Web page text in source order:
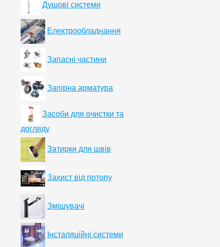
Душові системи
Електрообладнання
Запасні частини
Запірна арматура
Засоби для очистки та
догляду
Затирки для швів
Захист від потопу
Змішувачі
Інсталяційні системи